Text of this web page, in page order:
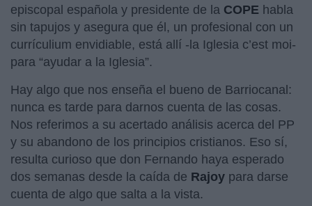
episcopal española y presidente de la COPE habla
sin tapujos y asegura que él, un profesional con un
currículium envidiable, está allí -la Iglesia c’est moi-
para “ayudar a la Iglesia”.
Hay algo que nos enseña el bueno de Barriocanal:
nunca es tarde para darnos cuenta de las cosas.
Nos referimos a su acertado análisis acerca del PP
y su abandono de los principios cristianos. Eso sí,
resulta curioso que don Fernando haya esperado
dos semanas desde la caída de Rajoy para darse
cuenta de algo que salta a la vista.